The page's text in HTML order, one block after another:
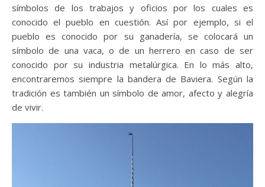
símbolos de los trabajos y oficios por los cuales es
conocido el pueblo en cuestión. Así por ejemplo, si el
pueblo es conocido por su ganadería, se colocará un
símbolo de una vaca, o de un herrero en caso de ser
conocido por su industria metalúrgica. En lo más alto,
encontraremos siempre la bandera de Baviera. Según la
tradición es también un símbolo de amor, afecto y alegría
de vivir.